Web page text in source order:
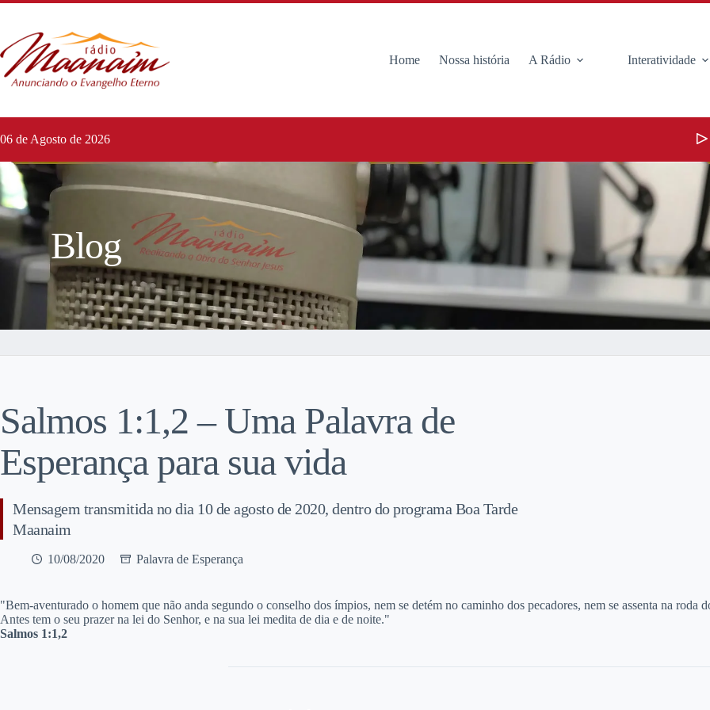
Home Nossa história A Rádio Interatividade
06 de Agosto de 2026
Blog
Salmos 1:1,2 – Uma Palavra de
Esperança para sua vida
Mensagem transmitida no dia 10 de agosto de 2020, dentro do programa Boa Tarde
Maanaim
10/08/2020 Palavra de Esperança
"Bem-aventurado o homem que não anda segundo o conselho dos ímpios, nem se detém no caminho dos pecadores, nem se assenta na roda
Antes tem o seu prazer na lei do Senhor, e na sua lei medita de dia e de noite."
Salmos 1:1,2